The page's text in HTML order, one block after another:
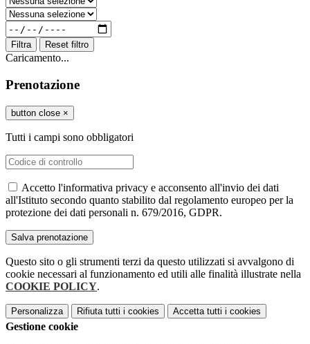
Filtra Reset filtro
Caricamento...
Prenotazione
button close ×
Tutti i campi sono obbligatori
Accetto l'informativa privacy e acconsento all'invio dei dati
all'Istituto secondo quanto stabilito dal regolamento europeo per la
protezione dei dati personali n. 679/2016, GDPR.
Questo sito o gli strumenti terzi da questo utilizzati si avvalgono di
cookie necessari al funzionamento ed utili alle finalità illustrate nella
COOKIE POLICY.
Personalizza Rifiuta tutti i cookies Accetta tutti i cookies
Gestione cookie